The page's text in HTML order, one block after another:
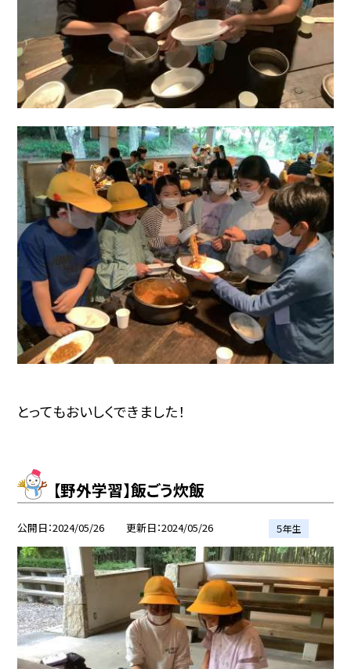
とってもおいしくできました！
【野外学習】飯ごう炊飯
公開日 2024/05/26 更新日 2024/05/26 ５年生